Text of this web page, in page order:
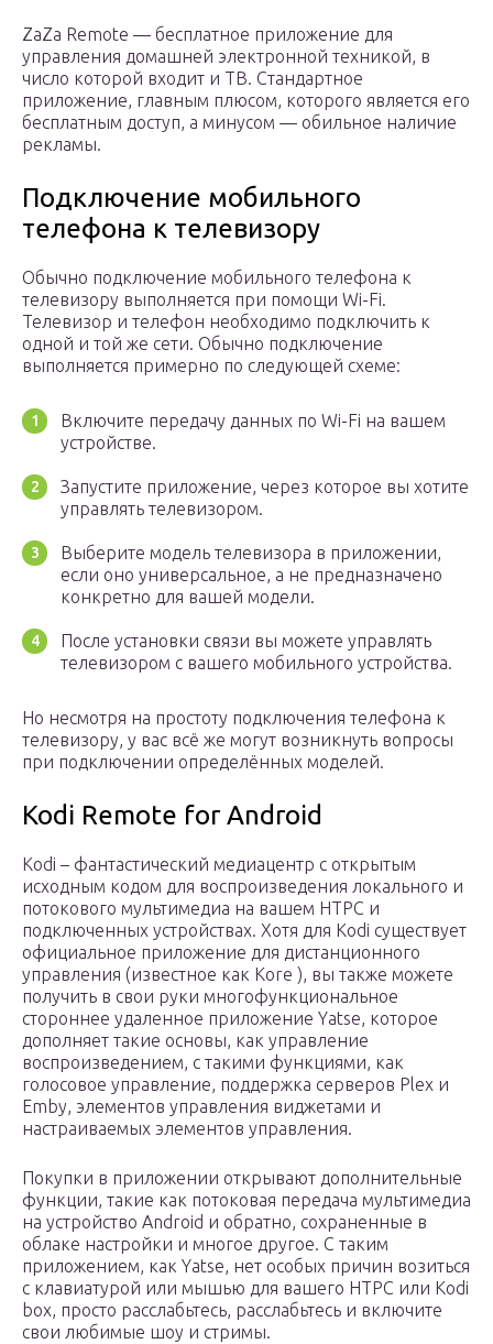
ZaZa Remote — бесплатное приложение для
управления домашней электронной техникой, в
число которой входит и ТВ. Стандартное
приложение, главным плюсом, которого является его
бесплатным доступ, а минусом — обильное наличие
рекламы.
Подключение мобильного
телефона к телевизору
Обычно подключение мобильного телефона к
телевизору выполняется при помощи Wi-Fi.
Телевизор и телефон необходимо подключить к
одной и той же сети. Обычно подключение
выполняется примерно по следующей схеме:
Включите передачу данных по Wi-Fi на вашем
устройстве.
Запустите приложение, через которое вы хотите
управлять телевизором.
Выберите модель телевизора в приложении,
если оно универсальное, а не предназначено
конкретно для вашей модели.
После установки связи вы можете управлять
телевизором с вашего мобильного устройства.
Но несмотря на простоту подключения телефона к
телевизору, у вас всё же могут возникнуть вопросы
при подключении определённых моделей.
Kodi Remote for Android
Kodi – фантастический медиацентр с открытым
исходным кодом для воспроизведения локального и
потокового мультимедиа на вашем HTPC и
подключенных устройствах. Хотя для Kodi существует
официальное приложение для дистанционного
управления (известное как Kore ), вы также можете
получить в свои руки многофункциональное
стороннее удаленное приложение Yatse, которое
дополняет такие основы, как управление
воспроизведением, с такими функциями, как
голосовое управление, поддержка серверов Plex и
Emby, элементов управления виджетами и
настраиваемых элементов управления.
Покупки в приложении открывают дополнительные
функции, такие как потоковая передача мультимедиа
на устройство Android и обратно, сохраненные в
облаке настройки и многое другое. С таким
приложением, как Yatse, нет особых причин возиться
с клавиатурой или мышью для вашего HTPC или Kodi
box, просто расслабьтесь, расслабьтесь и включите
свои любимые шоу и стримы.